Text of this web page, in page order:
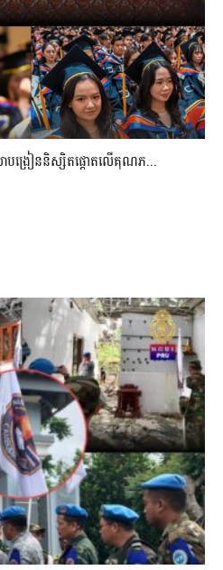
បង្រៀននិស្សិតផ្តោតលើគុណភ...